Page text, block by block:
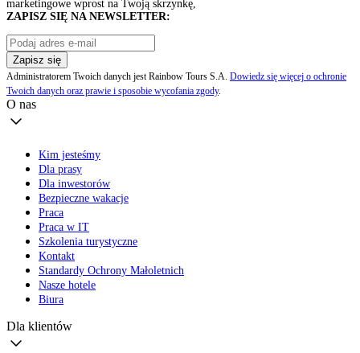
marketingowe wprost na Twoją skrzynkę,
ZAPISZ SIĘ NA NEWSLETTER:
Zapisz się
Administratorem Twoich danych jest Rainbow Tours S.A. Dowiedz się więcej o ochronie
Twoich danych oraz prawie i sposobie wycofania zgody.
O nas
Kim jesteśmy
Dla prasy
Dla inwestorów
Bezpieczne wakacje
Praca
Praca w IT
Szkolenia turystyczne
Kontakt
Standardy Ochrony Małoletnich
Nasze hotele
Biura
Dla klientów